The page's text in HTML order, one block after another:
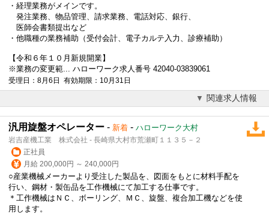
・経理業務がメインです。
発注業務、物品管理、請求業務、電話対応、銀行、
医師会書類提出など
・他職種の業務補助（受付会計、電子カルテ入力、診療補助）
【令和６年１０月新規開業】
※業務の変更範... ハローワーク求人番号 42040-03839061
受理日：8月6日 有効期限：10月31日
関連求人情報
汎用旋盤オペレーター - 新着 - ハローワーク大村
岩吉産機工業 株式会社 - 長崎県大村市荒瀬町１１３５－２
正社員
月給 200,000円 ～ 240,000円
○産業機械メーカーより受注した製品を、図面をもとに材料手配を
行い、鋼材・製缶品を工作機械にて加工する仕事です。
＊工作機械はＮＣ、ボーリング、ＭＣ、旋盤、複合加工機などを使
用します。